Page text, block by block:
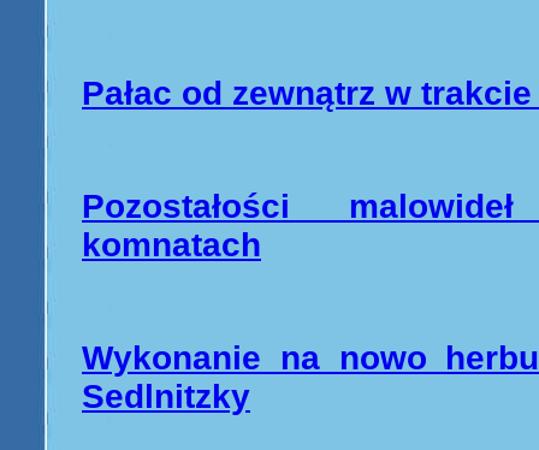
Pałac od zewnątrz w
Pozostałości
komnatach
Wykonanie na nowo
Sedlnitzky